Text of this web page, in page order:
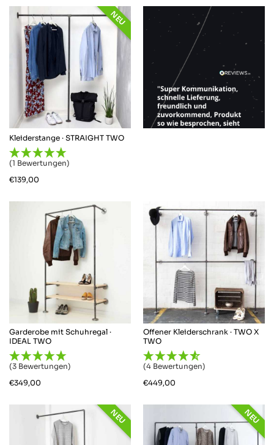
Kleiderstange · STRAIGHT TWO
(1 Bewertungen)
€139,00
NEU
Garderobe mit Schuhregal ·
IDEAL TWO
(3 Bewertungen)
€349,00
Offener Kleiderschrank · TWO X
TWO
(4 Bewertungen)
€449,00
NEU NEU